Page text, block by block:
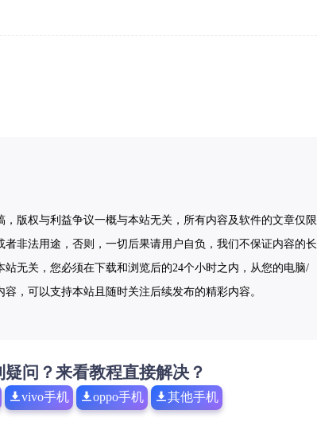
版权与利益争议一概与本站无关，所有内容及软件的文章仅限
非法用途，否则，一切后果请用户自负，我们不保证内容的长
无关，您必须在下载和浏览后的24个小时之内，从您的电脑/
，可以支持本站且随时关注后续发布的精彩内容。
问？来看教程直接解决？
vivo手机 oppo手机 其他手机